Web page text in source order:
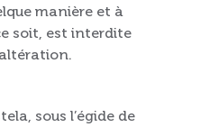
manière et à
soit, est interdite
sous l’égide de